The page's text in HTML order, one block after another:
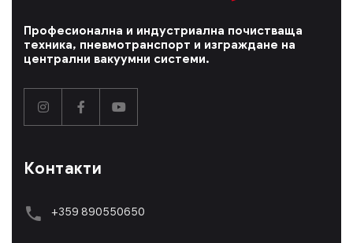
Професионална и индустриална почистваща
техника, пневмотранспорт и изграждане на
централни вакуумни системи.
Контакти
+359 890550650